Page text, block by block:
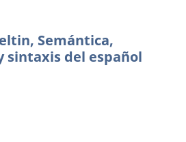
Semántica,
sintaxis del español